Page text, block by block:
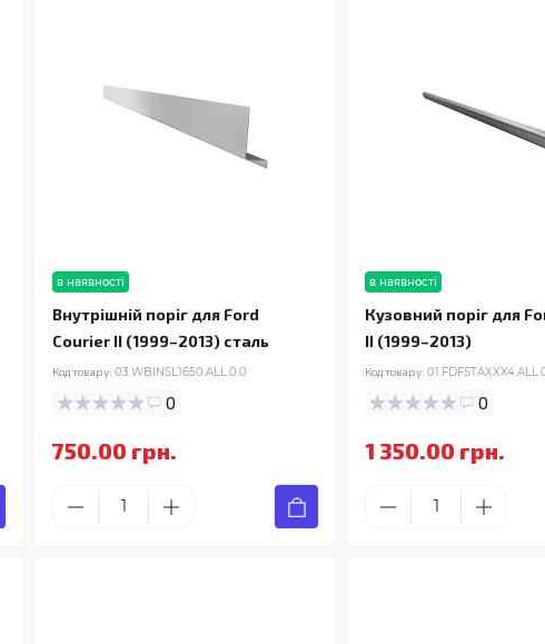
в наявності
Внутрішній поріг для Ford
Courier II (1999–2013) сталь
Код товару: 03.WBINSL1650.ALL.0.0
0
750.00 грн.
в наявності
Кузовний поріг для
II (1999–2013)
Код товару:
0
1 350.00 грн.